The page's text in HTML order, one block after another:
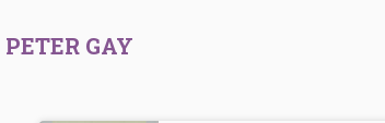
PETER GAY